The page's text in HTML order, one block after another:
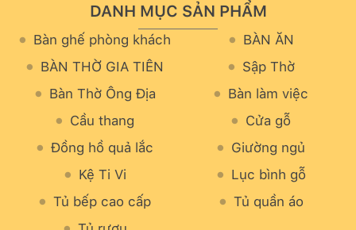
DANH MỤC SẢN PHẨM
Bàn ghế phòng khách
BÀN ĂN
BÀN THỜ GIA TIÊN
Sập Thờ
Bàn Thờ Ông Địa
Bàn làm việc
Cầu thang
Cửa gỗ
Đồng hồ quả lắc
Giường ngủ
Kệ Ti Vi
Lục bình gỗ
Tủ bếp cao cấp
Tủ quần áo